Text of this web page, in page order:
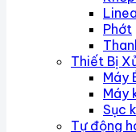
Phớt
Thiết Bị
Máy
Máy
Sục
Tự động